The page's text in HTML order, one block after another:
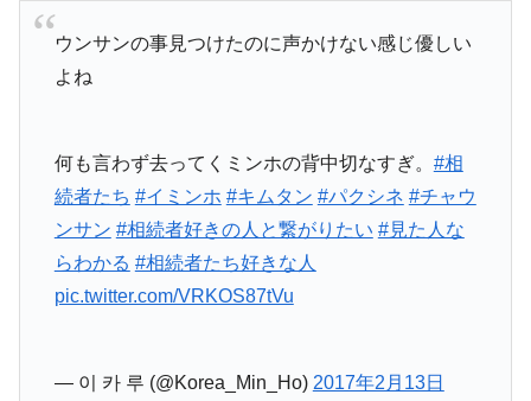
ウンサンの事見つけたのに声かけない感じ優しい
よね
何も言わず去ってくミンホの背中切なすぎ。 #相
続者たち #イミンホ #キムタン #パクシネ #チャウ
ンサン #相続者好きの人と繋がりたい #見た人な
らわかる #相続者たち好きな人
pic.twitter.com/VRKOS87tVu
— 이 카 루 (@Korea_Min_Ho) 2017年2月13日